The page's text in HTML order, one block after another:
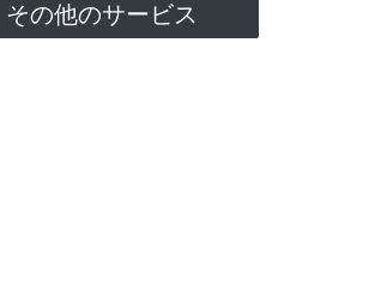
その他のサービス